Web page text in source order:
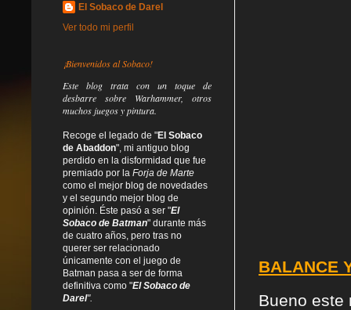
BALANCE
Bueno este
El Sobaco de Darel
Ver todo mi perfil
¡Bienvenidos al Sobaco!
Este blog trata con un toque de
desbarre sobre Warhammer, otros
muchos juegos y pintura.
Recoge el legado de "El Sobaco
de Abaddon", mi antiguo blog
perdido en la disformidad que fue
premiado por la Forja de Marte
como el mejor blog de novedades
y el segundo mejor blog de
opinión. Éste pasó a ser "El
Sobaco de Batman" durante más
de cuatro años, pero tras no
querer ser relacionado
únicamente con el juego de
Batman pasa a ser de forma
definitiva como "El Sobaco de
Darel".